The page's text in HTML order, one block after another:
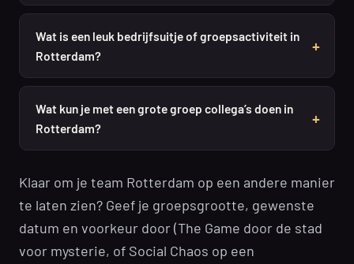
Wat is een leuk bedrijfsuitje of groepsactiviteit in
Rotterdam?
Wat kun je met een grote groep collega’s doen in
Rotterdam?
Klaar om je team Rotterdam op een andere manier
te laten zien? Geef je groepsgrootte, gewenste
datum en voorkeur door (The Game door de stad
voor mysterie, of Social Chaos op een